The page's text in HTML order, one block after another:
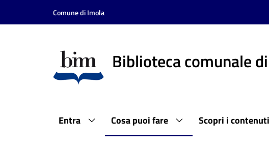
Vai al contenuto
Vai alla navigazione
Comune di Imola
Biblioteca comunale
Entra Cosa puoi fare Scopri i contenuti